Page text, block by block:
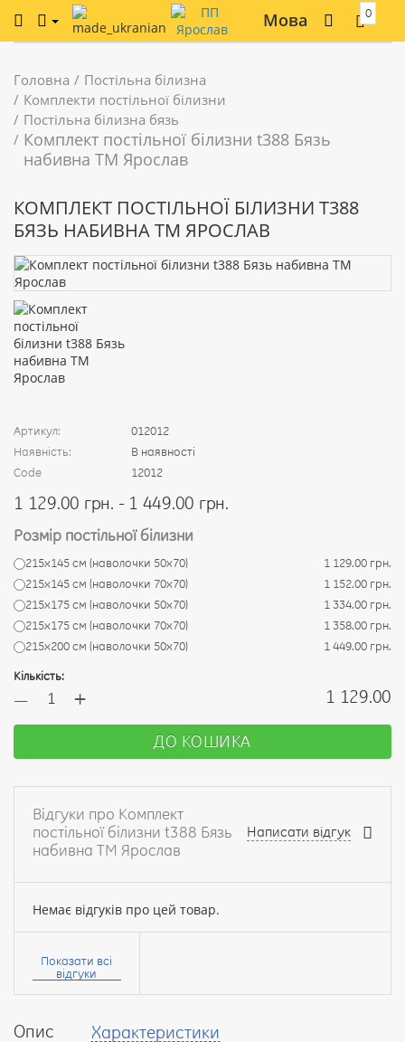
Мова 0
Головна
Постільна білизна
Комплекти постільної білизни
Постільна білизна бязь
Комплект постільної білизни t388 Бязь
набивна ТМ Ярослав
Опис Характеристики
КОМПЛЕКТ ПОСТІЛЬНОЇ БІЛИЗНИ T388
БЯЗЬ НАБИВНА ТМ ЯРОСЛАВ
Артикул:
012012
Наявність:
В наявності
Code
12012
1 129.00 грн. - 1 449.00 грн.
Розмір постільної білизни
215x145 см (наволочки 50x70)
1 129.00 грн.
215x145 см (наволочки 70x70)
1 152.00 грн.
215х175 см (наволочки 50х70)
1 334.00 грн.
215х175 см (наволочки 70x70)
1 358.00 грн.
215х200 см (наволочки 50x70)
1 449.00 грн.
Кількість:
— + 1 129.00
ДО КОШИКА
Відгуки про Комплект
постільної білизни t388 Бязь
набивна ТМ Ярослав
Написати відгук
Немає відгуків про цей товар.
Ваше
Ваш
Показати всі
відгуки